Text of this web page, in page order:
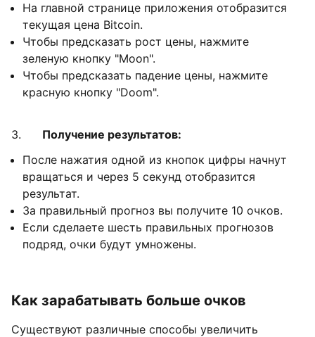
На главной странице приложения отобразится
текущая цена Bitcoin.
Чтобы предсказать рост цены, нажмите
зеленую кнопку "Moon".
Чтобы предсказать падение цены, нажмите
красную кнопку "Doom".
3. Получение результатов:
После нажатия одной из кнопок цифры начнут
вращаться и через 5 секунд отобразится
результат.
За правильный прогноз вы получите 10 очков.
Если сделаете шесть правильных прогнозов
подряд, очки будут умножены.
Как зарабатывать больше очков
Существуют различные способы увеличить